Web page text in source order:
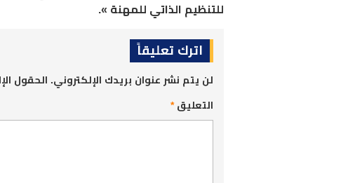
للتنظيم الذاتي للمهنة ».
اترك تعليقاً
لن يتم نشر عنوان بريدك الإلكتروني. الحقول
التعليق*